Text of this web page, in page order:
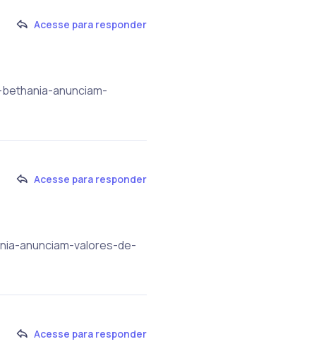
Acesse para responder
anunciam-
Acesse para responder
anunciam-valores-de-
Acesse para responder